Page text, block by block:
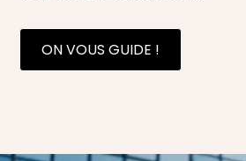
ON VOUS GUIDE !